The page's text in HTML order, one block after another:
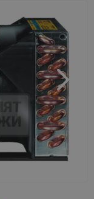
Вперед